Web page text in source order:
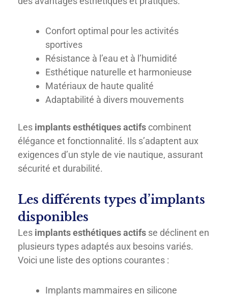
Confort optimal pour les activités
sportives
Résistance à l’eau et à l’humidité
Esthétique naturelle et harmonieuse
Matériaux de haute qualité
Adaptabilité à divers mouvements
Les implants esthétiques actifscombinent
élégance et fonctionnalité. Ils s’adaptent aux
exigences d’un style de vie nautique, assurant
sécurité et durabilité.
Les différents types d’implants
disponibles
Les implants esthétiques actifs se déclinent en
plusieurs types adaptés aux besoins variés.
Voici une liste des options courantes :
Implants mammaires en silicone